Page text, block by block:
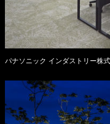
パナソニック インダストリー株